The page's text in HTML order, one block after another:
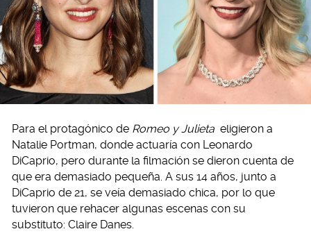
Para el protagónico de Romeo y Julieta eligieron a
Natalie Portman, donde actuaría con Leonardo
DiCaprio, pero durante la filmación se dieron cuenta de
que era demasiado pequeña. A sus 14 años, junto a
DiCaprio de 21, se veía demasiado chica, por lo que
tuvieron que rehacer algunas escenas con su
substituto: Claire Danes.